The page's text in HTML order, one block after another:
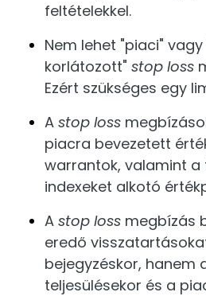
feltételekkel.
Nem lehet "piaci"
korlátozott" stop loss
Ezért szükséges egy
A stop loss
piacra bevezetett
warrantok, valamint a
indexeket alkotó
A stop loss megbízás
eredő
bejegyzéskor, hanem
teljesülésekor és a